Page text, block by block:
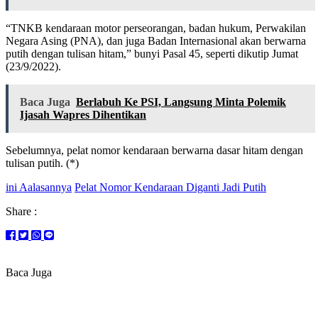
“TNKB kendaraan motor perseorangan, badan hukum, Perwakilan
Negara Asing (PNA), dan juga Badan Internasional akan berwarna
putih dengan tulisan hitam,” bunyi Pasal 45, seperti dikutip Jumat
(23/9/2022).
Baca Juga Berlabuh Ke PSI, Langsung Minta Polemik
Ijasah Wapres Dihentikan
Sebelumnya, pelat nomor kendaraan berwarna dasar hitam dengan
tulisan putih. (*)
ini Aalasannya Pelat Nomor Kendaraan Diganti Jadi Putih
Share :
Baca Juga